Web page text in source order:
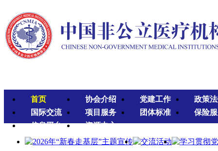
首页 协会介绍 党建工作
政策
国际交流
项目服务 团体标准
保险
信息平台
资源中心